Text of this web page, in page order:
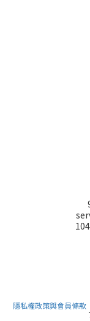
隱私權政策與會員條款